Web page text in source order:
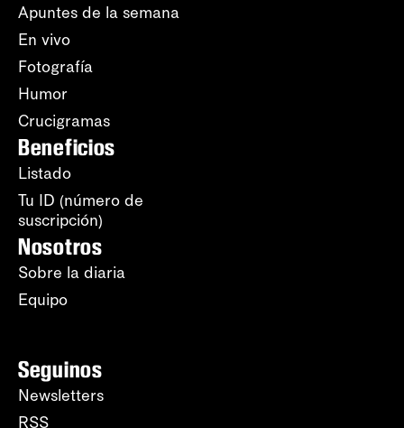
Apuntes de la semana
En vivo
Fotografía
Humor
Crucigramas
Beneficios
Listado
Tu ID (número de
suscripción)
Nosotros
Sobre la diaria
Equipo
Seguinos
Newsletters
RSS